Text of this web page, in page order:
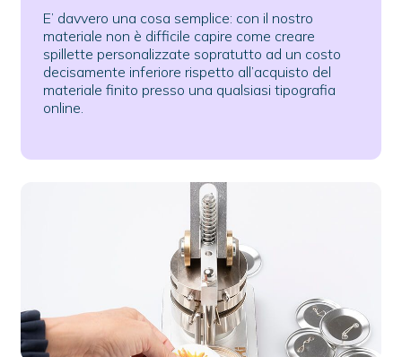
E’ davvero una cosa semplice: con il nostro
materiale non è difficile capire come creare
spillette personalizzate sopratutto ad un costo
decisamente inferiore rispetto all’acquisto del
materiale finito presso una qualsiasi tipografia
online.